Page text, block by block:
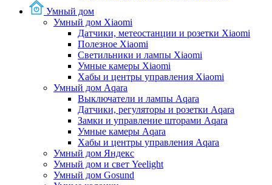
Умный дом
Умный дом Xiaomi
Датчики, метеостанции и розетки Xiaomi
Полезное Xiaomi
Светильники и лампы Xiaomi
Умные камеры Xiaomi
Хабы и центры управления Xiaomi
Умный дом Aqara
Выключатели и лампы Aqara
Датчики, регуляторы и розетки Aqara
Замки и управление шторами Aqara
Умные камеры Aqara
Хабы и центры управления Aqara
Умный дом Яндекс
Умный дом и свет Yeelight
Умный дом Gosund